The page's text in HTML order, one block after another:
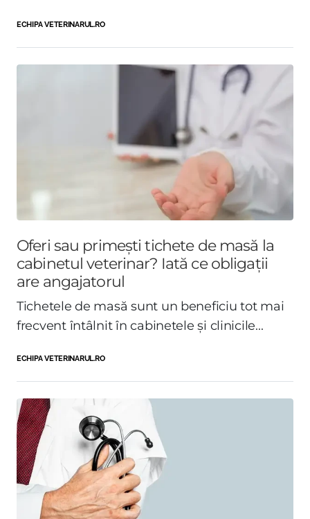
ECHIPA VETERINARUL.RO
Oferi sau primești tichete de masă la
cabinetul veterinar? Iată ce obligații
are angajatorul
Tichetele de masă sunt un beneficiu tot mai
frecvent întâlnit în cabinetele și clinicile...
ECHIPA VETERINARUL.RO